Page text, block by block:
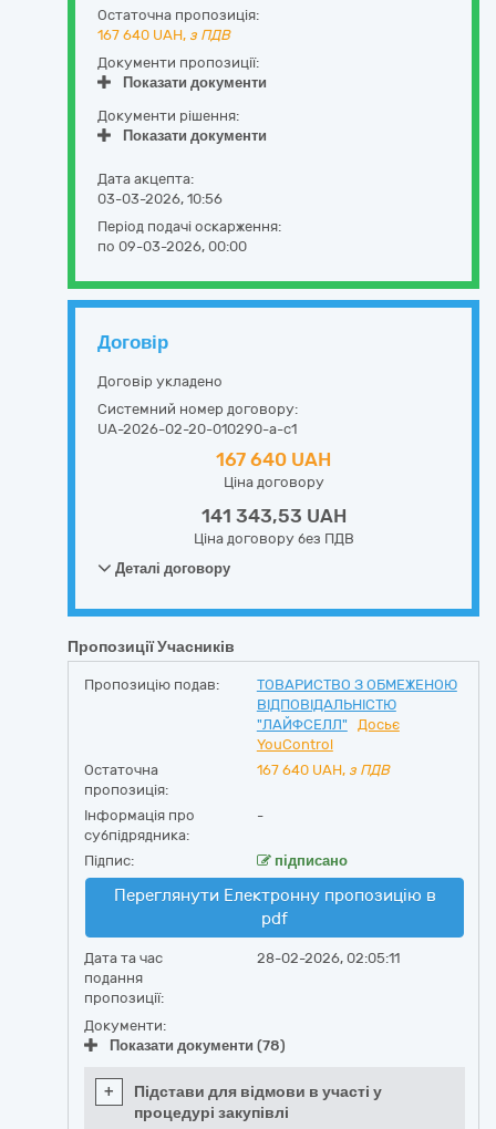
Остаточна пропозиція:
167 640 UAH, з ПДВ
Документи пропозиції:
Показати документи
Документи рішення:
Показати документи
Дата акцепта:
03-03-2026, 10:56
Період подачі оскарження:
по 09-03-2026, 00:00
Договір
Договір укладено
Системний номер договору:
UA-2026-02-20-010290-a-c1
167 640 UAH
Ціна договору
141 343,53 UAH
Ціна договору без ПДВ
Деталі договору
Пропозиції Учасників
Пропозицію подав:
ТОВАРИСТВО З ОБМЕЖЕНОЮ
ВІДПОВІДАЛЬНІСТЮ
"ЛАЙФСЕЛЛ"
Досьє
YouControl
Остаточна
пропозиція:
167 640 UAH, з ПДВ
Інформація про
субпідрядника:
-
Підпис: підписано
Переглянути Електронну пропозицію в
pdf
Дата та час
подання
пропозиції:
28-02-2026, 02:05:11
Документи:
Показати документи (78)
+
Підстави для відмови в участі у
процедурі закупівлі